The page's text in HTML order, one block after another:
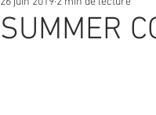
SUMMER